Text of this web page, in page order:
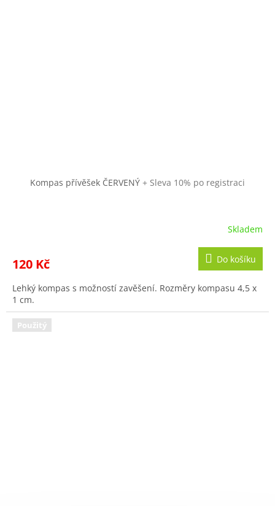
Kompas přívěšek ČERVENÝ + Sleva 10% po registraci
Skladem
120 Kč Do košíku
Lehký kompas s možností zavěšení. Rozměry kompasu 4,5 x
1 cm.
Použitý